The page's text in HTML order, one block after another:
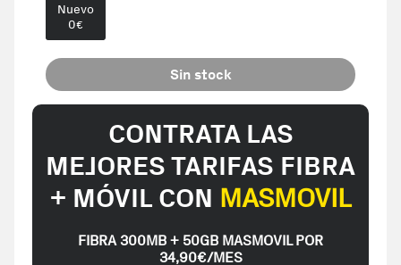
Nuevo
0€
Sin stock
CONTRATA LAS
MEJORES TARIFAS FIBRA
+ MÓVIL CON MASMOVIL
FIBRA 300MB + 50GB MASMOVIL POR
34,90€/MES